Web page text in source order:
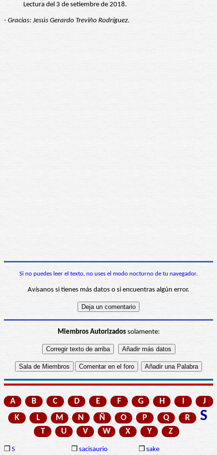
Lectura del 3 de setiembre de 2018.
- Gracias: Jesús Gerardo Treviño Rodríguez.
Si no puedes leer el texto, no uses el modo nocturno de tu navegador.
Avísanos si tienes más datos o si encuentras algún error.
Miembros Autorizadossolamente:
A B C D E F G H I
J
K
L M N Ñ O P Q R S
T U V W X Y Z
❒ S ❒ sacisaurio ❒ sake